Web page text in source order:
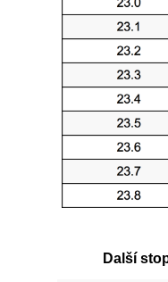
Další